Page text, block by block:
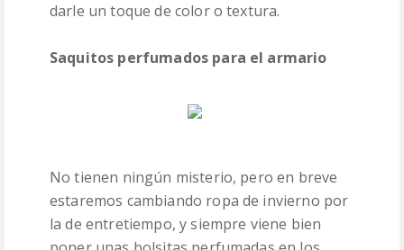
darle un toque de color o textura.
Saquitos perfumados para el armario
No tienen ningún misterio, pero en breve
estaremos cambiando ropa de invierno por
la de entretiempo, y siempre viene bien